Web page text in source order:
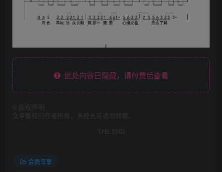
此处内容已隐藏，请付费后查看
版权声明
文章版权归作者所有，未经允许请勿转载。
THE END
会员专享